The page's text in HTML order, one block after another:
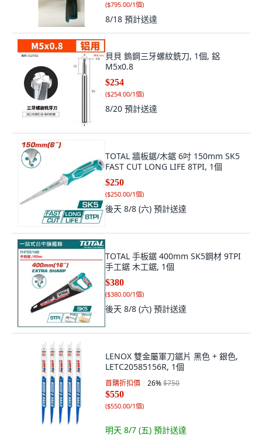
($795.00/1個)
8/18 預計送達
貝貝 鎢鋼三牙螺紋銑刀, 1個, 鋁
M5x0.8
$254
($254.00/1個)
8/20 預計送達
TOTAL 牆板鋸/木鋸 6吋 150mm SK5
FAST CUT LONG LIFE 8TPI, 1個
$250
($250.00/1個)
後天 8/8 (六) 預計送達
TOTAL 手板鋸 400mm SK5鋼材 9TPI
手工鋸 木工鋸, 1個
$380
($380.00/1個)
後天 8/8 (六) 預計送達
LENOX 雙金屬軍刀鋸片 黑色 + 銀色,
LETC20585156R, 1個
首購折扣價 26%$750
$550
($550.00/1個)
明天 8/7 (五) 預計送達